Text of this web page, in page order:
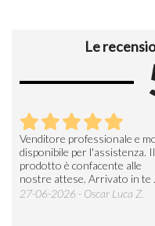
Le
Venditore professionale e
disponibile per l'assistenza. Il
prodotto è confacente alle
nostre attese. Arrivato in te
27-06-2026 - Oscar Luca Z.